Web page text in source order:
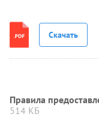
Скачать
Правила
514 КБ